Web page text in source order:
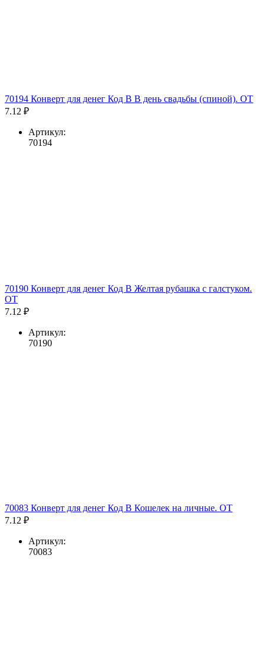
70194 Конверт для денег Код В В день свадьбы (спиной). ОТ
7.12 ₽
Артикул:
70194
70190 Конверт для денег Код В Желтая рубашка с галстуком.
ОТ
7.12 ₽
Артикул:
70190
70083 Конверт для денег Код В Кошелек на личные. ОТ
7.12 ₽
Артикул:
70083